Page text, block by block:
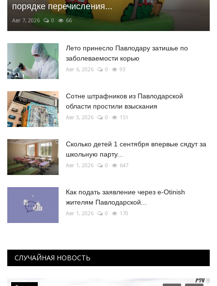
порядке перечисления...
Авг 7, 2026 0 66
Лето принесло Павлодару затишье по
заболеваемости корью
Авг 6, 2026 0 93
Сотне штрафников из Павлодарской
области простили взыскания
Авг 3, 2026 0 151
Сколько детей 1 сентября впервые сядут за
школьную парту...
Авг 1, 2026 0 647
Как подать заявление через e-Otinish
жителям Павлодарской...
Авг 1, 2026 0 170
СЛУЧАЙНАЯ НОВОСТЬ